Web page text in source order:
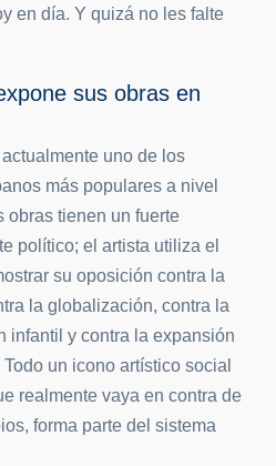
en día. Y quizá no les falte
sus obras en
uno de los
más populares a nivel
obras tienen un fuerte
político; el artista utiliza el
su oposición contra la
la globalización, contra la
infantil y contra la expansión
un icono artístico social
realmente vaya en contra de
forma parte del sistema